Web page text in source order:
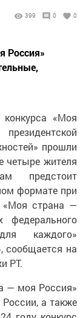
399 0 0
Россия»
«Моя
прошли
четыре жителя
предстоит
формате при
«Моя страна —
федерального
каждого»
сообщается на
РТ.
— моя Россия»
России, а также